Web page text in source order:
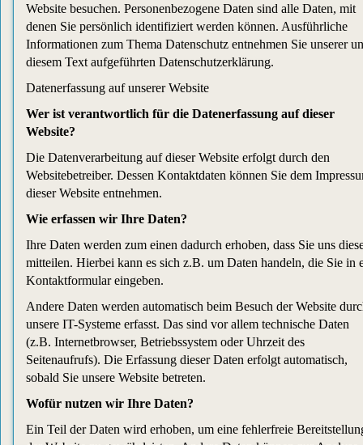
Website besuchen. Personenbezogene Daten sind alle Daten, mit
denen Sie persönlich identifiziert werden können. Ausführliche
Informationen zum Thema Datenschutz entnehmen Sie unserer
diesem Text aufgeführten Datenschutzerklärung.
Datenerfassung auf unserer Website
Wer ist verantwortlich für die Datenerfassung auf dieser
Website?
Die Datenverarbeitung auf dieser Website erfolgt durch den
Websitebetreiber. Dessen Kontaktdaten können Sie dem
dieser Website entnehmen.
Wie erfassen wir Ihre Daten?
Ihre Daten werden zum einen dadurch erhoben, dass Sie uns
mitteilen. Hierbei kann es sich z.B. um Daten handeln, die Sie in
Kontaktformular eingeben.
Andere Daten werden automatisch beim Besuch der Website
unsere IT-Systeme erfasst. Das sind vor allem technische Daten
(z.B. Internetbrowser, Betriebssystem oder Uhrzeit des
Seitenaufrufs). Die Erfassung dieser Daten erfolgt automatisch,
sobald Sie unsere Website betreten.
Wofür nutzen wir Ihre Daten?
Ein Teil der Daten wird erhoben, um eine fehlerfreie